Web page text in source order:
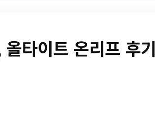
타이트 온리프 후기